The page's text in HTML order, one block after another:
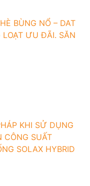
BÙNG NỔ – DAT
LOẠT ƯU ĐÃI. SĂN
KHI SỬ DỤNG
CÔNG SUẤT
SOLAX HYBRID